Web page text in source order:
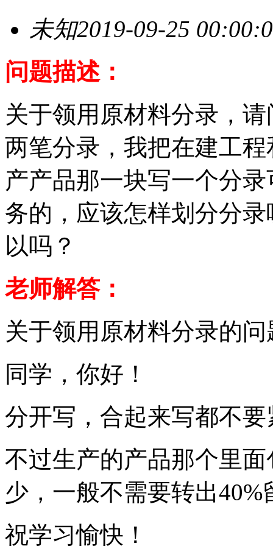
未知2019-09-25
问题描述：
关于领用原材料分录，
两笔分录，我把在建工
产产品那一块写一个分
务的，应该怎样划分分
以吗？
老师解答：
关于领用原材料分录的问
同学，你好！
分开写，合起来写都不
不过生产的产品那个里
少，一般不需要转出40%
祝学习愉快！